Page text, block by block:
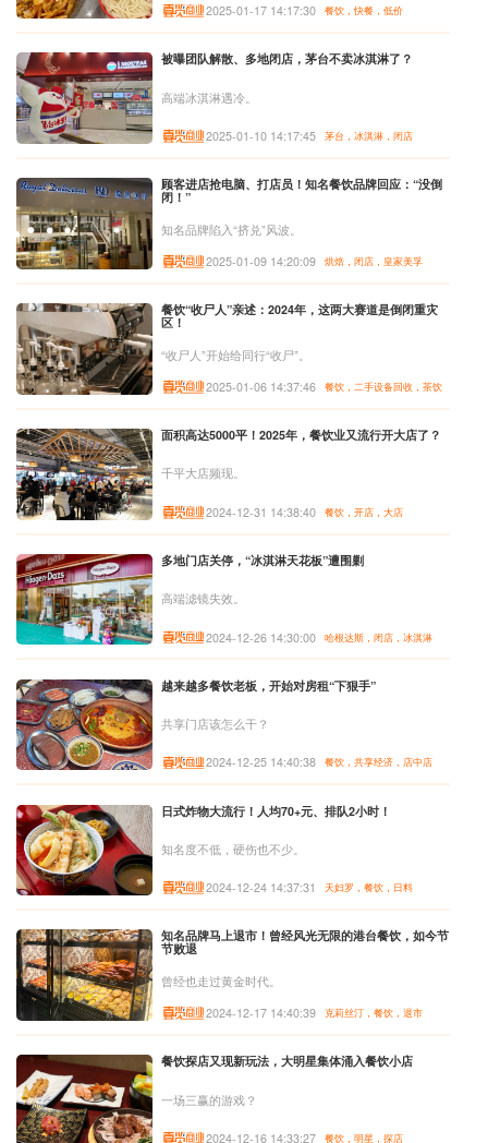
2025-01-17 14:17:30 餐饮，快餐，低价
被曝团队解散、多地闭店，茅台不卖冰淇淋了？
高端冰淇淋遇冷。
2025-01-10 14:17:45 茅台，冰淇淋，闭店
顾客进店抢电脑、打店员！知名餐饮品牌回应：“没倒
闭！”
知名品牌陷入“挤兑”风波。
2025-01-09 14:20:09
烘焙，闭店，皇家美孚
餐饮“收尸人”亲述：2024年，这两大赛道是倒闭重灾
区！
“收尸人”开始给同行“收尸”。
2025-01-06 14:37:46
餐饮，二手设备回收，茶饮
面积高达5000平！2025年，餐饮业又流行开大店了？
千平大店频现。
2024-12-31 14:38:40 餐饮，开店，大店
多地门店关停，“冰淇淋天花板”遭围剿
高端滤镜失效。
2024-12-26 14:30:00 哈根达斯，闭店，冰淇淋
越来越多餐饮老板，开始对房租“下狠手”
共享门店该怎么干？
2024-12-25 14:40:38 餐饮，共享经济，店中店
日式炸物大流行！人均70+元、排队2小时！
知名度不低，硬伤也不少。
2024-12-24 14:37:31 天妇罗，餐饮，日料
知名品牌马上退市！曾经风光无限的港台餐饮，如今节
节败退
曾经也走过黄金时代。
2024-12-17 14:40:39
克莉丝汀，餐饮，退市
餐饮探店又现新玩法，大明星集体涌入餐饮小店
一场三赢的游戏？
2024-12-16 14:33:27 餐饮，明星，探店